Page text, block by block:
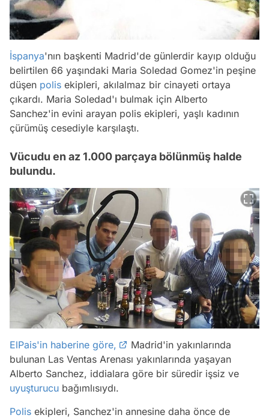
İspanya'nın başkenti Madrid'de günlerdir kayıp olduğu
belirtilen 66 yaşındaki Maria Soledad Gomez'in peşine
düşen polis ekipleri, akılalmaz bir cinayeti ortaya
çıkardı. Maria Soledad'ı bulmak için Alberto
Sanchez'in evini arayan polis ekipleri, yaşlı kadının
çürümüş cesediyle karşılaştı.
Vücudu en az 1.000 parçaya bölünmüş halde
bulundu.
ElPais'in haberine göre,
Madrid'in yakınlarında
bulunan Las Ventas Arenası yakınlarında yaşayan
Alberto Sanchez, iddialara göre bir süredir işsiz ve
uyuşturucu bağımlısıydı.
Polis ekipleri, Sanchez'in annesine daha önce de